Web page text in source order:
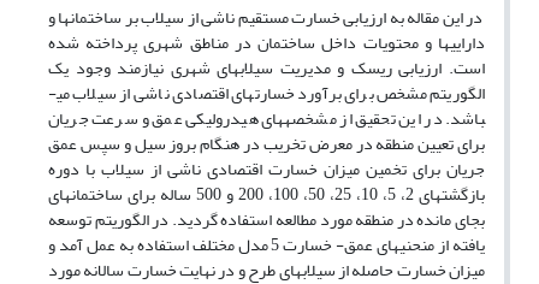
در این مقاله به ارزیابی خسارت مستقیم ناشی از سیلاب بر ساختمان­ها و
دارایی­ها و محتویات داخل ساختمان در مناطق شهری پرداخته شده
است. ارزیابی ریسک و مدیریت سیلاب­های شهری نیازمند وجود یک
الگوریتم مشخص برای برآورد خسارت­های اقتصادی ناشی از سیلاب می­
باشد. در این تحقیق از مشخصه­های هیدرولیکی عمق و سرعت جریان
برای تعیین منطقه در معرض تخریب در هنگام بروز سیل و سپس عمق
جریان برای تخمین میزان خسارت اقتصادی ناشی از سیلاب با دوره
بازگشت­های 2، 5، 10، 25، 50، 100، 200 و 500 ساله برای ساختمان­های
بجای مانده در منطقه مورد مطالعه استفاده گردید. در الگوریتم توسعه
یافته از منحنی­های عمق- خسارت 5 مدل مختلف استفاده به عمل آمد و
میزان خسارت حاصله از سیلاب­های طرح و در نهایت خسارت سالانه مورد